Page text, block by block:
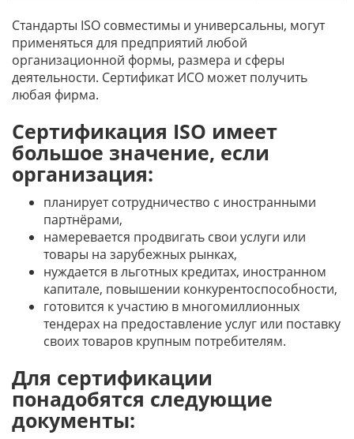
Стандарты ISO совместимы и универсальны, могут
применяться для предприятий любой
организационной формы, размера и сферы
деятельности. Сертификат ИСО может получить
любая фирма.
Сертификация ISO имеет
большое значение, если
организация:
планирует сотрудничество с иностранными
партнёрами,
намеревается продвигать свои услуги или
товары на зарубежных рынках,
нуждается в льготных кредитах, иностранном
капитале, повышении конкурентоспособности,
готовится к участию в многомиллионных
тендерах на предоставление услуг или поставку
своих товаров крупным потребителям.
Для сертификации
понадобятся следующие
документы: